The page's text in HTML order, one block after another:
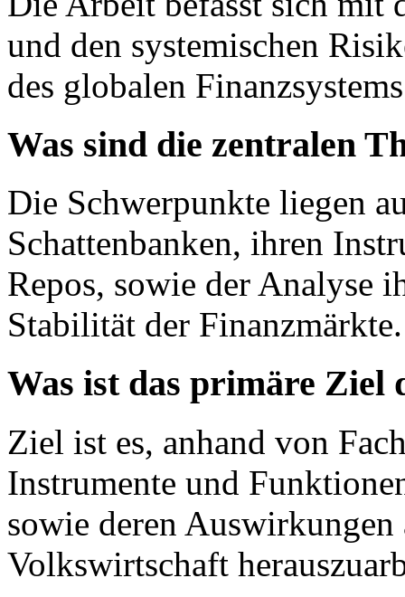
und den systemischen
des globalen
Was sind die zentralen
Die Schwerpunkte liegen
Schattenbanken, ihren
Repos, sowie der Analyse
Stabilität der Finanzmärkte.
Was ist das primäre Ziel
Ziel ist es, anhand von
Instrumente und
sowie deren
Volkswirtschaft